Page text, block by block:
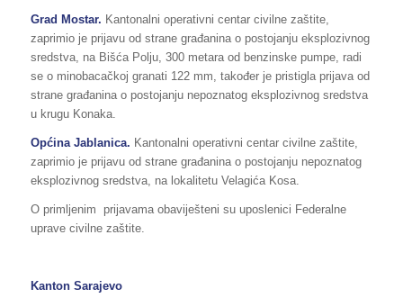
Grad Mostar. Kantonalni operativni centar civilne zaštite,
zaprimio je prijavu od strane građanina o postojanju eksplozivnog
sredstva, na Bišća Polju, 300 metara od benzinske pumpe, radi
se o minobacačkoj granati 122 mm, također je pristigla prijava od
strane građanina o postojanju nepoznatog eksplozivnog sredstva
u krugu Konaka.
Općina Jablanica. Kantonalni operativni centar civilne zaštite,
zaprimio je prijavu od strane građanina o postojanju nepoznatog
eksplozivnog sredstva, na lokalitetu Velagića Kosa.
O primljenim prijavama obaviješteni su uposlenici Federalne
uprave civilne zaštite.
Kanton Sarajevo